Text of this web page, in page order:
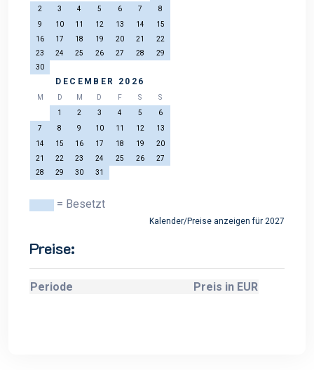
2
3 4 5 6 7
8
9
10 11 12 13 14
15
16
17 18 19 20 21
22
23
24 25 26 27 28
29
30
DECEMBER 2026
M D M D F S
S
1
2 3 4 5
6
7
8 9 10 11 12
13
14
15 16 17 18 19
20
21
22 23 24 25 26
27
28
29 30 31
= Besetzt
Kalender/Preise anzeigen für 2027
Preise:
Periode Preis in EUR